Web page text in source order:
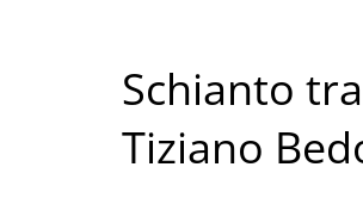
Schianto
Tiziano